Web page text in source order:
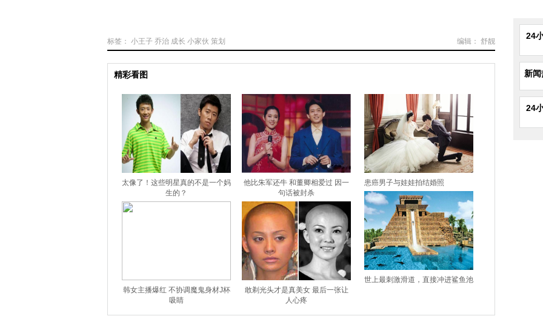
编辑： 舒靓
标签： 小王子 乔治 成长 小家伙 策划
精彩看图
太像了！这些明星真的不是一个妈
生的？
他比朱军还牛 和董卿相爱过 因一
句话被封杀
韩女主播爆红 不协调魔鬼身材J杯
吸睛
敢剃光头才是真美女 最后一张让
人心疼
患癌男子与娃娃拍结婚照
世上最刺激滑道，直接冲进鲨鱼池
24
新
24